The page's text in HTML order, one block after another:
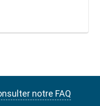
notre FAQ